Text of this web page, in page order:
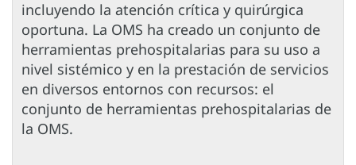
incluyendo la atención crítica y quirúrgica
oportuna. La OMS ha creado un conjunto de
herramientas prehospitalarias para su uso a
nivel sistémico y en la prestación de servicios
en diversos entornos con recursos: el
conjunto de herramientas prehospitalarias de
la OMS.